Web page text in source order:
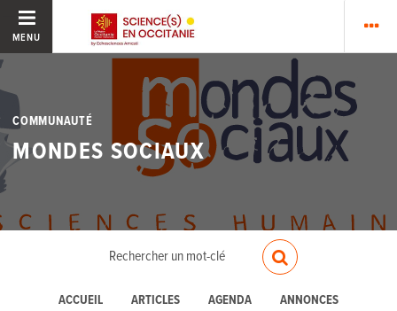
MENU
COMMUNAUTÉ
MONDES SOCIAUX
ACCUEIL ARTICLES AGENDA ANNONCES